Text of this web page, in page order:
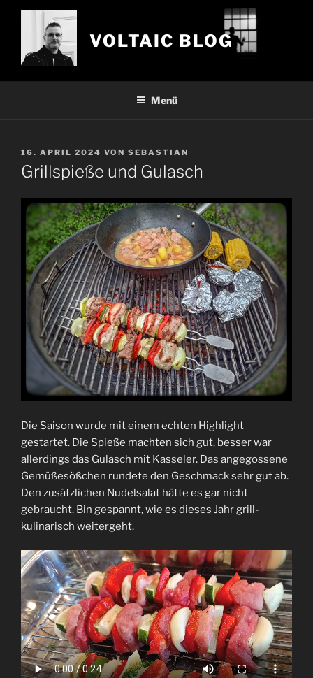
Zum
VOLTAIC BLOG
Menü
VERÖFFENTLICHT
AM
16. APRIL 2024 VON SEBASTIAN
Grillspieße und Gulasch
Die Saison wurde mit einem echten Highlight
gestartet. Die Spieße machten sich gut, besser war
allerdings das Gulasch mit Kasseler. Das angegossene
Gemüßesößchen rundete den Geschmack sehr gut ab.
Den zusätzlichen Nudelsalat hätte es gar nicht
gebraucht. Bin gespannt, wie es dieses Jahr grill-
kulinarisch weitergeht.